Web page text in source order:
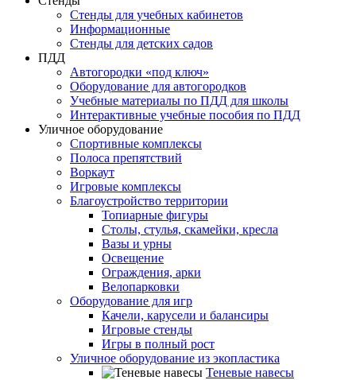
Стенды для учебных кабинетов
Информационные
Стенды для детских садов
ПДД
Автогородки «под ключ»
Оборудование для автогородков
Учебные материалы по ПДД для школы
Интерактивные учебные пособия по ПДД
Уличное оборудование
Спортивные комплексы
Полоса препятствий
Воркаут
Игровые комплексы
Благоустройство территории
Топиарные фигуры
Столы, стулья, скамейки, кресла
Вазы и урны
Освещение
Ограждения, арки
Велопарковки
Оборудование для игр
Качели, карусели и балансиры
Игровые стенды
Игры в полный рост
Уличное оборудование из экопластика
Теневые навесы